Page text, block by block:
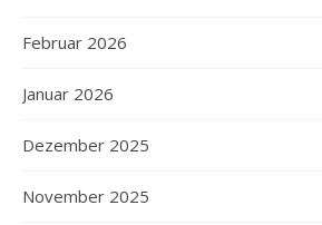
Februar 2026
Januar 2026
Dezember 2025
November 2025